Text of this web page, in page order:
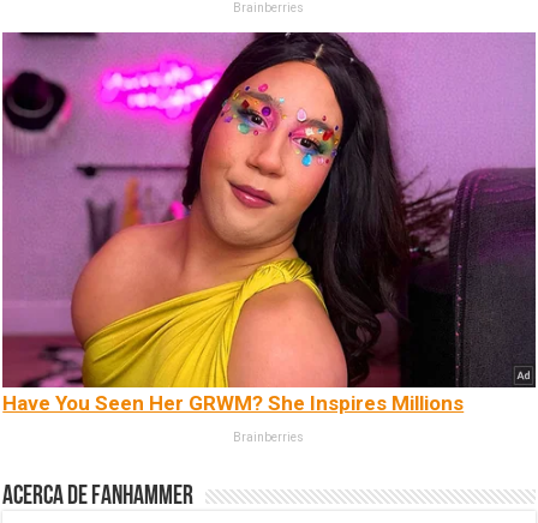
Brainberries
Have You Seen Her GRWM? She Inspires Millions
Brainberries
Acerca de fanhammer